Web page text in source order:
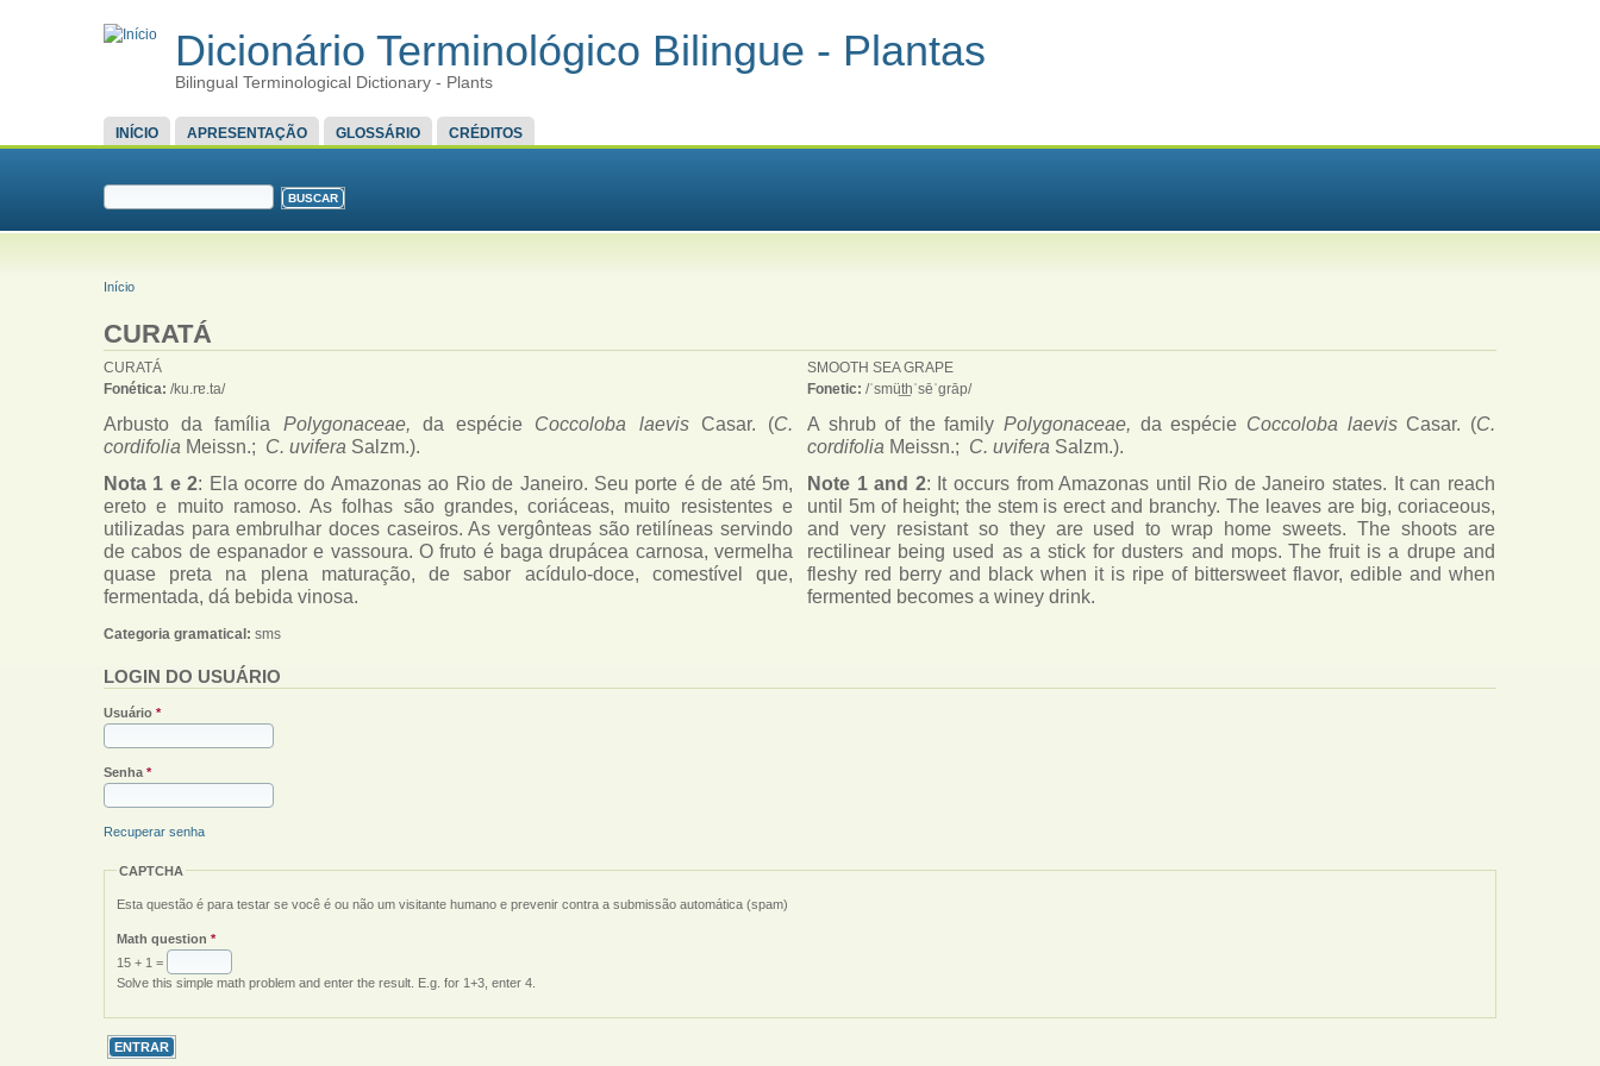
Dicionário Terminológico Bilingue - Plantas
Bilingual Terminological Dictionary - Plants
MENU PRINCIPAL
INÍCIO APRESENTAÇÃO GLOSSÁRIO CRÉDITOS
FORMULÁRIO DE BUSCA
VOCÊ ESTÁ AQUI
Início
CURATÁ
CURATÁ
Fonética: /ku.rɐ.ta/
Arbusto da família Polygonaceae, da espécie Coccoloba laevisCasar. (C.
cordifolia Meissn.; C. uvifera Salzm.).
Nota 1 e 2: Ela ocorre do Amazonas ao Rio de Janeiro. Seu porte é de até 5m,
ereto e muito ramoso. As folhas são grandes, coriáceas, muito resistentes e
utilizadas para embrulhar doces caseiros. As vergônteas são retilíneas servindo
de cabos de espanador e vassoura. O fruto é baga drupácea carnosa, vermelha
quase preta na plena maturação, de sabor acídulo-doce, comestível que,
fermentada, dá bebida vinosa.
SMOOTH SEA GRAPE
Fonetic: /ˈsmüt͟hˈsēˈgrāp/
A shrub of the familyPolygonaceae, da espécie Coccoloba laevisCasar. (C.
cordifolia Meissn.; C. uvifera Salzm.).
Note 1 and 2: It occurs from Amazonas until Rio de Janeiro states.
It can reach
until 5m of height; the stem is erect and branchy. The leaves are big, coriaceous,
and very resistant so they are used to wrap home sweets. The shoots are
rectilinear being used as a stick for dusters and mops. The fruit is a drupe and
fleshy red berry and black when it is ripe of bittersweet flavor, edible and when
fermented becomes a winey drink.
Categoria gramatical: sms
LOGIN DO USUÁRIO
Usuário *
Senha *
Recuperar senha
CAPTCHA
Esta questão é para testar se você é ou não um visitante humano e prevenir contra a submissão automática (spam)
Math question *
15 + 1 =
Solve this simple math problem and enter the result. E.g. for 1+3, enter 4.